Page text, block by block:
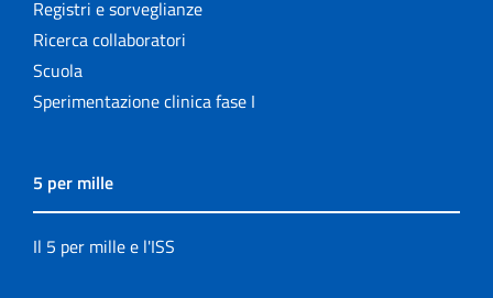
Registri e sorveglianze
Ricerca collaboratori
Scuola
Sperimentazione clinica fase I
5 per mille
Il 5 per mille e l'ISS